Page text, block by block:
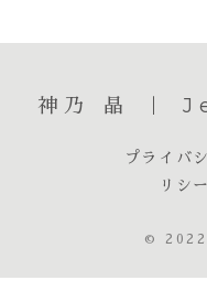
の
神乃 晶 ｜
プライバ
リシー
©